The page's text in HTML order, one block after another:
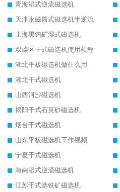
青海湿式逆流磁选机
天津永磁筒式磁选机半逆流
上海黑钨矿湿式磁选机
双滦区干式磁选机使用规程
湖北平板磁选机做什么用
湖北干式磁选机
山西河沙磁选机
揭阳干式石英砂磁选机
烟台干式磁选机
山东平板磁选机工作视频
宁夏干式磁选机
海南湿式逆流磁选机
江苏干式选铁矿磁选机